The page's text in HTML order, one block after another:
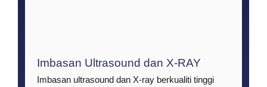
Imbasan Ultrasound dan X-RAY
Imbasan ultrasound dan X-ray berkualiti tinggi